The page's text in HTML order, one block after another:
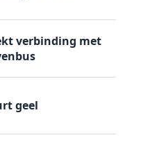
verbinding met
geel